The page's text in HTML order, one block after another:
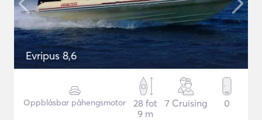
Evripus 8,6
Oppblåsbar påhengsmotor
28 fot
9 m
7 Cruising 0